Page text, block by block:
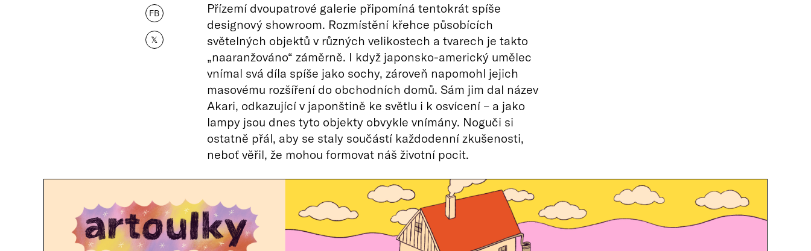
FB
𝕏
Přízemí dvoupatrové galerie připomíná tentokrát spíše
designový showroom. Rozmístění křehce působících
světelných objektů v různých velikostech a tvarech je takto
„naaranžováno“ záměrně. I když japonsko-americký umělec
vnímal svá díla spíše jako sochy, zároveň napomohl jejich
masovému rozšíření do obchodních domů. Sám jim dal název
Akari, odkazující v japonštině ke světlu i k osvícení – a jako
lampy jsou dnes tyto objekty obvykle vnímány. Noguči si
ostatně přál, aby se staly součástí každodenní zkušenosti,
neboť věřil, že mohou formovat náš životní pocit.